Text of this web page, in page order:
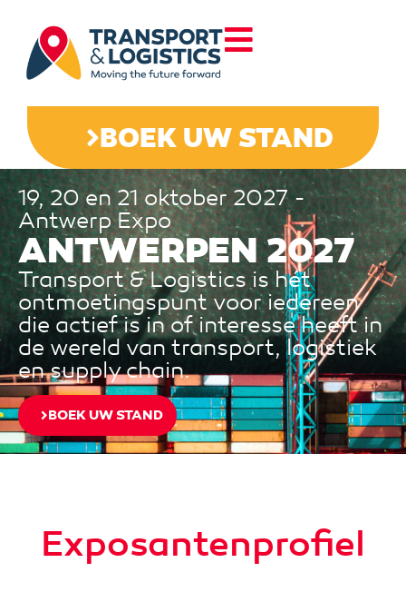
BOEK UW STAND
19, 20 en 21 oktober 2027 -
Antwerp Expo
ANTWERPEN 2027
Transport & Logistics is hét
ontmoetingspunt voor iedereen
die actief is in of interesse heeft in
de wereld van transport, logistiek
en supply chain.
BOEK UW STAND
Exposantenprofiel